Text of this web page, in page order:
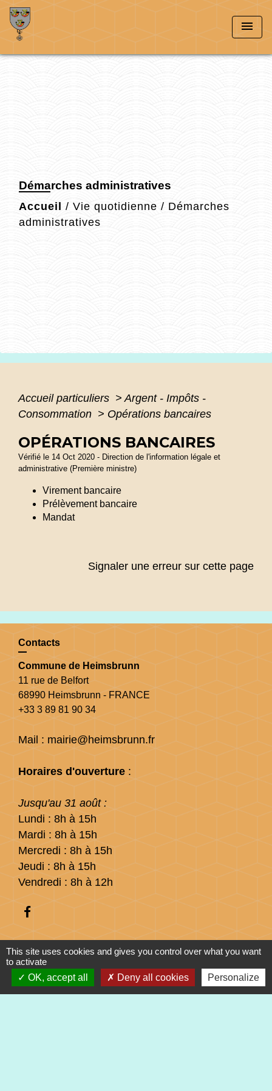
menu
Démarches administratives
Accueil / Vie quotidienne / Démarches
administratives
Accueil particuliers > Argent - Impôts -
Consommation > Opérations bancaires
OPÉRATIONS BANCAIRES
Vérifié le 14 Oct 2020 - Direction de l'information légale et
administrative (Première ministre)
Virement bancaire
Prélèvement bancaire
Mandat
Signaler une erreur sur cette page
Contacts
Commune de Heimsbrunn
11 rue de Belfort
68990 Heimsbrunn - FRANCE
+33 3 89 81 90 34
Mail : mairie@heimsbrunn.fr
Horaires d'ouverture :
Jusqu'au 31 août :
Lundi : 8h à 15h
Mardi : 8h à 15h
Mercredi : 8h à 15h
Jeudi : 8h à 15h
Vendredi : 8h à 12h
Liens
Préfecture du Haut-Rhin
This site uses cookies and gives you control over what you want
to activate
OK, accept all
Deny all cookies Personalize